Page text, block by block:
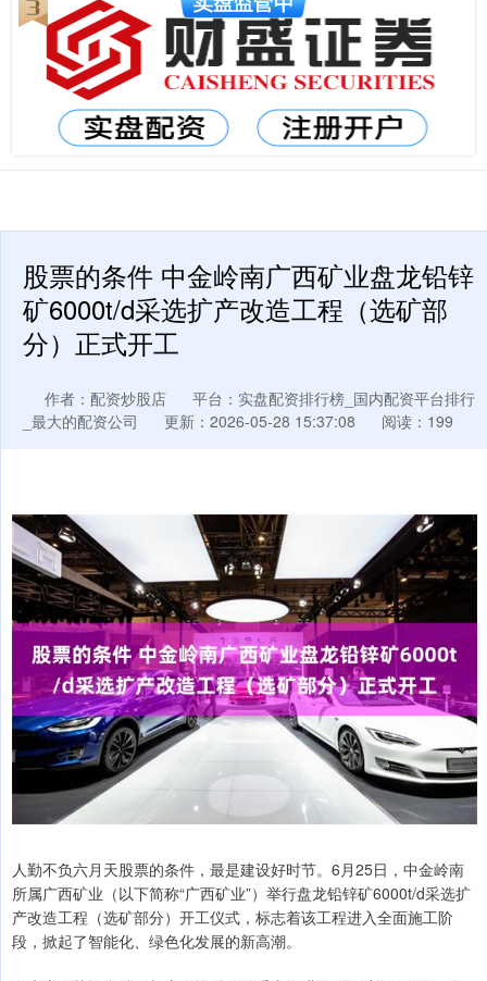
股票的条件 中金岭南广西矿业盘龙铅锌
矿6000t/d采选扩产改造工程（选矿部
分）正式开工
作者：配资炒股店
平台：实盘配资排行榜_国内配资平台排行
_最大的配资公司
更新：2026-05-28 15:37:08 阅读：199
人勤不负六月天股票的条件，最是建设好时节。6月25日，中金岭南
所属广西矿业（以下简称“广西矿业”）举行盘龙铅锌矿6000t/d采选扩
产改造工程（选矿部分）开工仪式，标志着该工程进入全面施工阶
段，掀起了智能化、绿色化发展的新高潮。